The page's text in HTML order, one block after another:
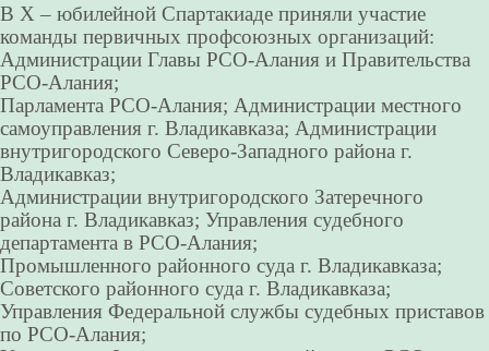
В X – юбилейной Спартакиаде приняли участие
команды первичных профсоюзных организаций:
Администрации Главы РСО-Алания и Правительства
РСО-Алания;
Парламента РСО-Алания; Администрации местного
самоуправления г. Владикавказа; Администрации
внутригородского Северо-Западного района г.
Владикавказ;
Администрации внутригородского Затеречного
района г. Владикавказ; Управления судебного
департамента в РСО-Алания;
Промышленного районного суда г. Владикавказа;
Советского районного суда г. Владикавказа;
Управления Федеральной службы судебных приставов
по РСО-Алания;